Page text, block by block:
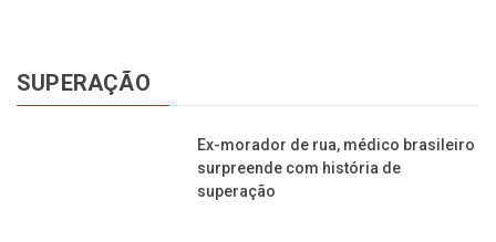
SUPERAÇÃO
Ex-morador de rua, médico brasileiro
surpreende com história de
superação